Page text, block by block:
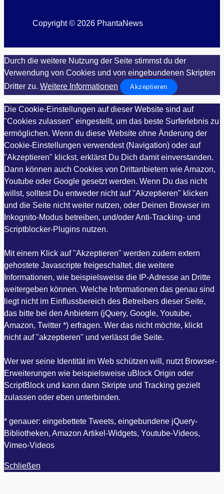
Copyright © 2026 PhantaNews
Durch die weitere Nutzung der Seite stimmst du der
Verwendung von Cookies und von eingebundenen Skripten
Dritter zu. Weitere Informationen Akzeptieren
Die Cookie-Einstellungen auf dieser Website sind auf
"Cookies zulassen" eingestellt, um das beste Surferlebnis zu
ermöglichen. Wenn du diese Website ohne Änderung der
Cookie-Einstellungen verwendest (Navigation) oder auf
"Akzeptieren" klickst, erklärst Du Dich damit einverstanden.
Dann können auch Cookies von Drittanbietern wie Amazon,
Youtube oder Google gesetzt werden. Wenn Du das nicht
willst, solltest Du entweder nicht auf "Akzeptieren" klicken
und die Seite nicht weiter nutzen, oder Deinen Browser im
Inkognito-Modus betreiben, und/oder Anti-Tracking- und
Scriptblocker-Plugins nutzen.
Mit einem Klick auf "Akzeptieren" werden zudem extern
gehostete Javascripte freigeschaltet, die weitere
Informationen, wie beispielsweise die IP-Adresse an Dritte
weitergeben können. Welche Informationen das genau sind
liegt nicht im Einflussbereich des Betreibers dieser Seite,
das bitte bei den Anbietern (jQuery, Google, Youtube,
Amazon, Twitter *) erfragen. Wer das nicht möchte, klickt
nicht auf "akzeptieren" und verlässt die Seite.
Wer wer seine Identität im Web schützen will, nutzt Browser-
Erweiterungen wie beispielsweise uBlock Origin oder
ScriptBlock und kann dann Skripte und Tracking gezielt
zulassen oder eben unterbinden.
* genauer: eingebettete Tweets, eingebundene jQuery-
Bibliotheken, Amazon Artikel-Widgets, Youtube-Videos,
Vimeo-Videos
Schließen